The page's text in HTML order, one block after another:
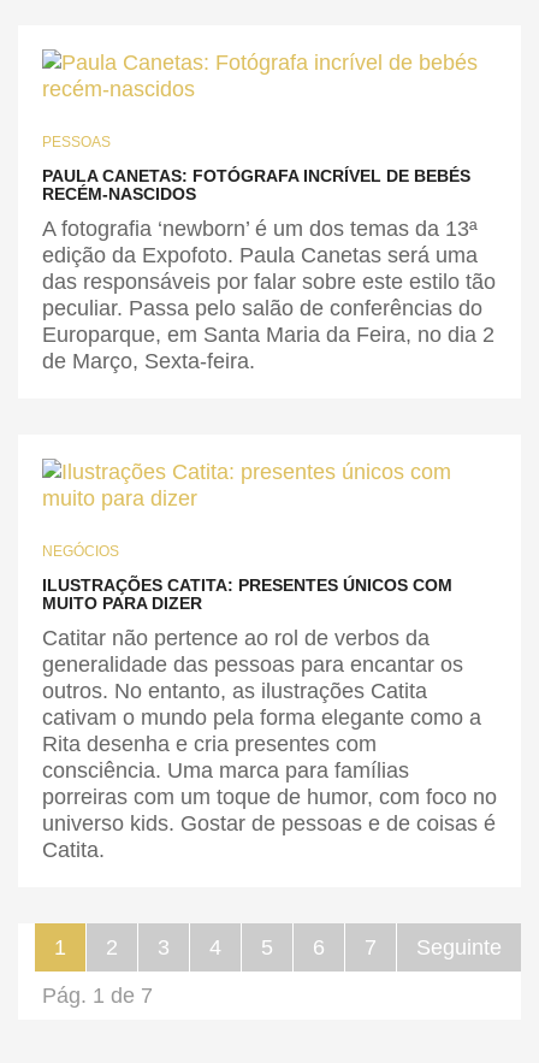
PESSOAS
PAULA CANETAS: FOTÓGRAFA INCRÍVEL DE BEBÉS
RECÉM-NASCIDOS
A fotografia ‘newborn’ é um dos temas da 13ª
edição da Expofoto. Paula Canetas será uma
das responsáveis por falar sobre este estilo tão
peculiar. Passa pelo salão de conferências do
Europarque, em Santa Maria da Feira, no dia 2
de Março, Sexta-feira.
NEGÓCIOS
ILUSTRAÇÕES CATITA: PRESENTES ÚNICOS COM
MUITO PARA DIZER
Catitar não pertence ao rol de verbos da
generalidade das pessoas para encantar os
outros. No entanto, as ilustrações Catita
cativam o mundo pela forma elegante como a
Rita desenha e cria presentes com
consciência. Uma marca para famílias
porreiras com um toque de humor, com foco no
universo kids. Gostar de pessoas e de coisas é
Catita.
1 2 3 4 5 6 7
Seguinte
Pág. 1 de 7